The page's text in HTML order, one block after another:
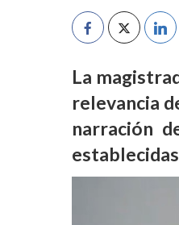
La
relevancia
narración